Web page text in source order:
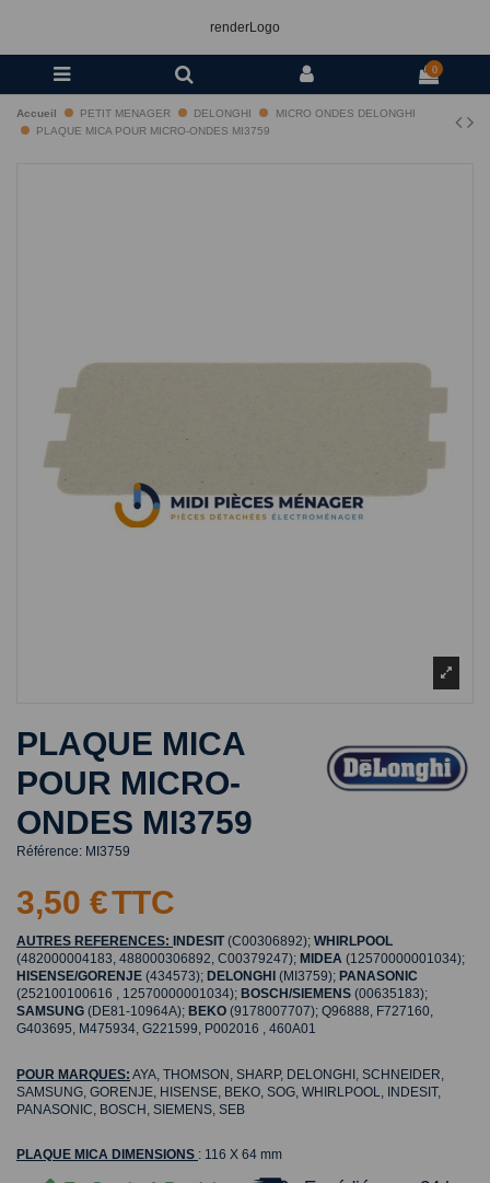
renderLogo
0
Accueil PETIT MENAGER DELONGHI
MICRO ONDES DELONGHI
PLAQUE MICA POUR MICRO-ONDES MI3759
PLAQUE MICA
POUR MICRO-
ONDES MI3759
Référence: MI3759
3,50 €TTC
AUTRES REFERENCES: INDESIT(C00306892); WHIRLPOOL
(482000004183, 488000306892, C00379247); MIDEA (12570000001034);
HISENSE/GORENJE (434573); DELONGHI (MI3759); PANASONIC
(252100100616 , 12570000001034); BOSCH/SIEMENS (00635183);
SAMSUNG (DE81-10964A); BEKO (9178007707); Q96888, F727160,
G403695, M475934, G221599, P002016 , 460A01
POUR MARQUES: AYA, THOMSON, SHARP, DELONGHI, SCHNEIDER,
SAMSUNG, GORENJE, HISENSE, BEKO, SOG, WHIRLPOOL, INDESIT,
PANASONIC, BOSCH, SIEMENS, SEB
PLAQUE MICA DIMENSIONS : 116 X 64 mm